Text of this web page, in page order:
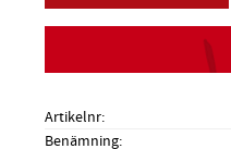
Artikelnr
Benämning